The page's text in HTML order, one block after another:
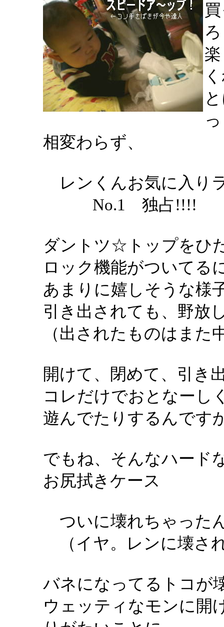
相変わらず、
レンくんお気に入り
No.1 独占!!!!
ダントツ☆トップをひ
ロック機能がついてる
あまりに嬉しそうな様
引き出されても、野放
（出されたものはまた
開けて、閉めて、引き
コレだけでおとなーし
遊んでたりするんです
でもね、そんなハード
お尻拭きケース
ついに壊れちゃった
（イヤ。レンに壊さ
バネになってるトコが
ウェッティなモンに開